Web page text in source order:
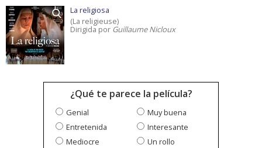
La religiosa
(La religieuse)
Dirigida por Guillaume Nicloux
¿Qué te parece la película?
Genial
Muy buena
Entretenida
Interesante
Mediocre
Un rollo